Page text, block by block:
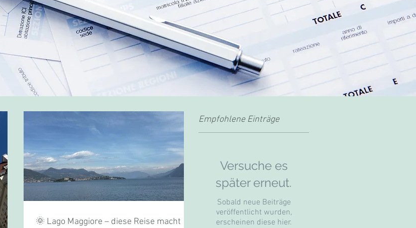
🌞 Lago Maggiore – diese Reise macht
Empfohlene Einträge
Versuche es
später erneut.
Sobald neue Beiträge
veröffentlicht wurden,
erscheinen diese hier.